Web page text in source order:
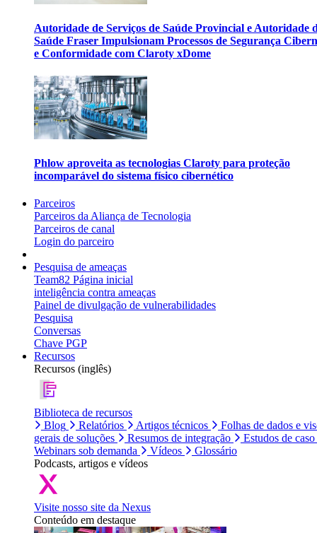
Autoridade de Serviços de Saúde Provincial e Autoridade
Saúde Fraser Impulsionam Processos de Segurança
e Conformidade com Claroty xDome
Phlow aproveita as tecnologias Claroty para proteção
incomparável do sistema físico cibernético
Parceiros
Parceiros da Aliança de Tecnologia
Parceiros de canal
Login do parceiro
Pesquisa de ameaças
Team82 Página inicial
inteligência contra ameaças
Painel de divulgação de vulnerabilidades
Pesquisa
Conversas
Chave PGP
Recursos
Recursos (inglês)
Biblioteca de recursos
Blog
Relatórios Artigos técnicos
Folhas de dados e
gerais de soluções
Resumos de integração
Estudos de caso
Webinars sob demanda
Vídeos
Glossário
Podcasts, artigos e vídeos
Visite nosso site da Nexus
Conteúdo em destaque